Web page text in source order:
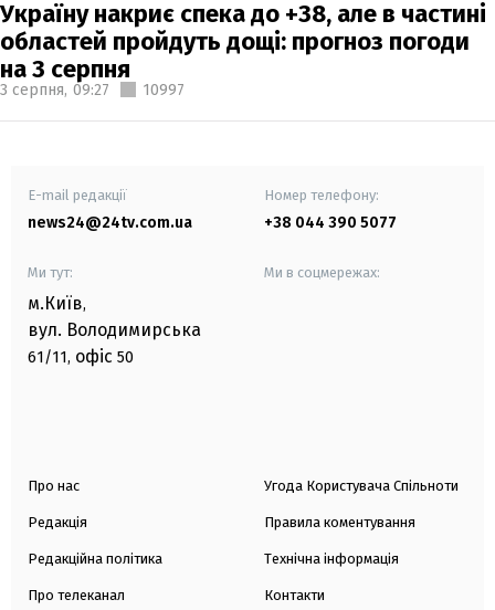
Україну накриє спека до +38, але в частині
областей пройдуть дощі: прогноз погоди
на 3 серпня
3 серпня, 09:27 10997
E-mail редакції
news24@24tv.com.ua
Номер телефону:
+38 044 390 5077
Ми тут:
м.Київ,
вул. Володимирська
61/11, офіс 50
Ми в соцмережах:
Про нас
Редакція
Редакційна політика
Про телеканал
Угода Користувача Спільноти
Правила коментування
Технічна інформація
Контакти